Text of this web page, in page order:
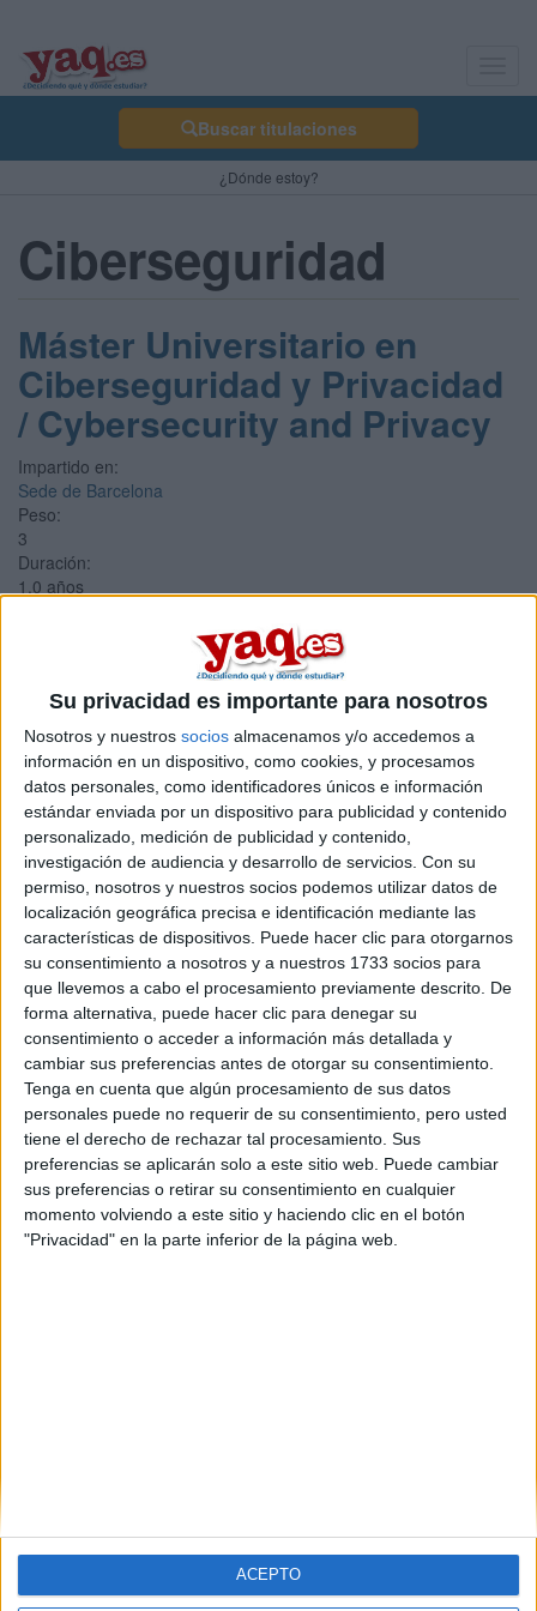
Su privacidad es importante para nosotros
Nosotros y nuestros socios almacenamos y/o accedemos a
información en un dispositivo, como cookies, y procesamos
datos personales, como identificadores únicos e información
estándar enviada por un dispositivo para publicidad y contenido
personalizado, medición de publicidad y contenido,
investigación de audiencia y desarrollo de servicios. Con su
permiso, nosotros y nuestros socios podemos utilizar datos de
localización geográfica precisa e identificación mediante las
características de dispositivos. Puede hacer clic para otorgarnos
su consentimiento a nosotros y a nuestros 1733 socios para
que llevemos a cabo el procesamiento previamente descrito. De
forma alternativa, puede hacer clic para denegar su
consentimiento o acceder a información más detallada y
cambiar sus preferencias antes de otorgar su consentimiento.
Tenga en cuenta que algún procesamiento de sus datos
personales puede no requerir de su consentimiento, pero usted
tiene el derecho de rechazar tal procesamiento. Sus
preferencias se aplicarán solo a este sitio web. Puede cambiar
sus preferencias o retirar su consentimiento en cualquier
momento volviendo a este sitio y haciendo clic en el botón
"Privacidad" en la parte inferior de la página web.
ACEPTO
Buscar titulaciones
¿Dónde estoy?
Ciberseguridad
Máster Universitario en
Ciberseguridad y Privacidad
/ Cybersecurity and Privacy
Impartido en:
Sede de Barcelona
Peso:
3
Duración:
1.0 años
Máster Universitario en
Ingeniería de la Seguridad
Informática e Inteligencia
Artificial
Impartido en:
Escuela Técnica Superior de Ingeniería
Peso:
3
Duración:
1.0 años
Créditos ECTS:
60
Coste primer año:
1806 €
Máster Universitario en
Ciberseguridad y
Ciberinteligencia
Impartido en: